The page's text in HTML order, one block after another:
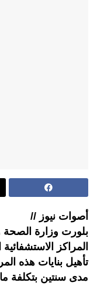
أصوات نيوز //
بلورت وزارة الصحة
المراكز
تأهيل بنايات هذه